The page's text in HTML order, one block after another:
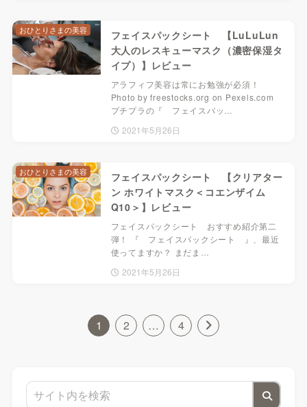
フェイスパックシート 【LuLuLun
大人のレスキューマスク（濃密保湿タ
イプ）】レビュー
アラフィフ美容は常にお勉強が必須！
Photo by freestocks.org on Pexels.com
プチプラの『 フェイスパッ…
2021年5月26日
おひとりさまの美容
フェイスパックシート 【クリアター
ン ホワイトマスク＜コエンザイム
Q10＞】レビュー
フェイスパックシート おすすめ紹介第二
弾！ 『 フェイスパックシート 』、最近
使ってますか？ まだま…
2021年5月26日
おひとりさまの美容
1 2 … 4